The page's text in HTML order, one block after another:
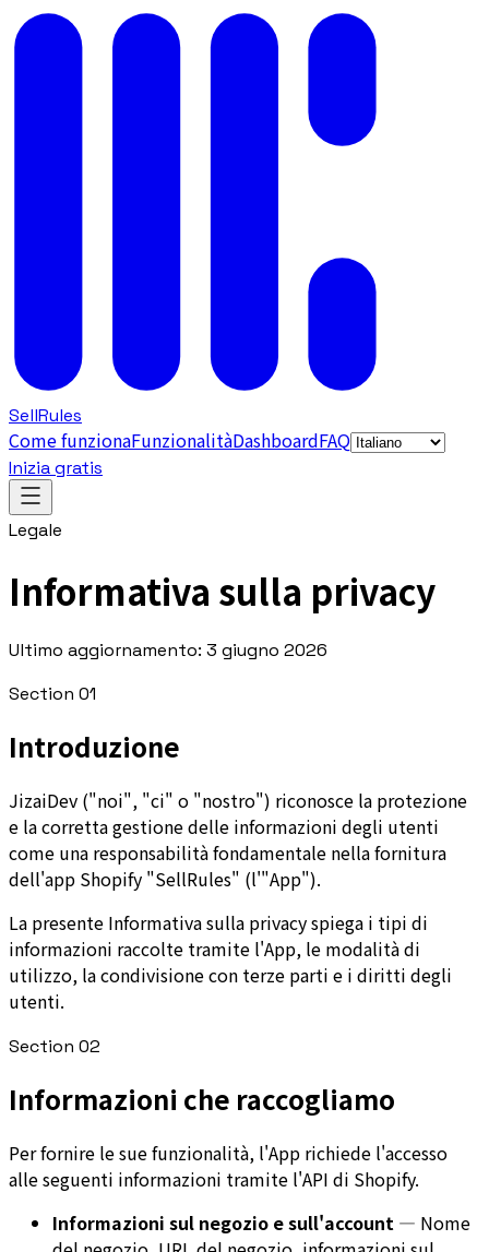
SellRules
Come funzionaFunzionalitàDashboardFAQ
Inizia gratis
Legale
Informativa sulla privacy
Ultimo aggiornamento: 3 giugno 2026
Section 01
Introduzione
JizaiDev ("noi", "ci" o "nostro") riconosce la protezione
e la corretta gestione delle informazioni degli utenti
come una responsabilità fondamentale nella fornitura
dell'app Shopify "SellRules" (l'"App").
La presente Informativa sulla privacy spiega i tipi di
informazioni raccolte tramite l'App, le modalità di
utilizzo, la condivisione con terze parti e i diritti degli
utenti.
Section 02
Informazioni che raccogliamo
Per fornire le sue funzionalità, l'App richiede l'accesso
alle seguenti informazioni tramite l'API di Shopify.
Informazioni sul negozio e sull'account — Nome